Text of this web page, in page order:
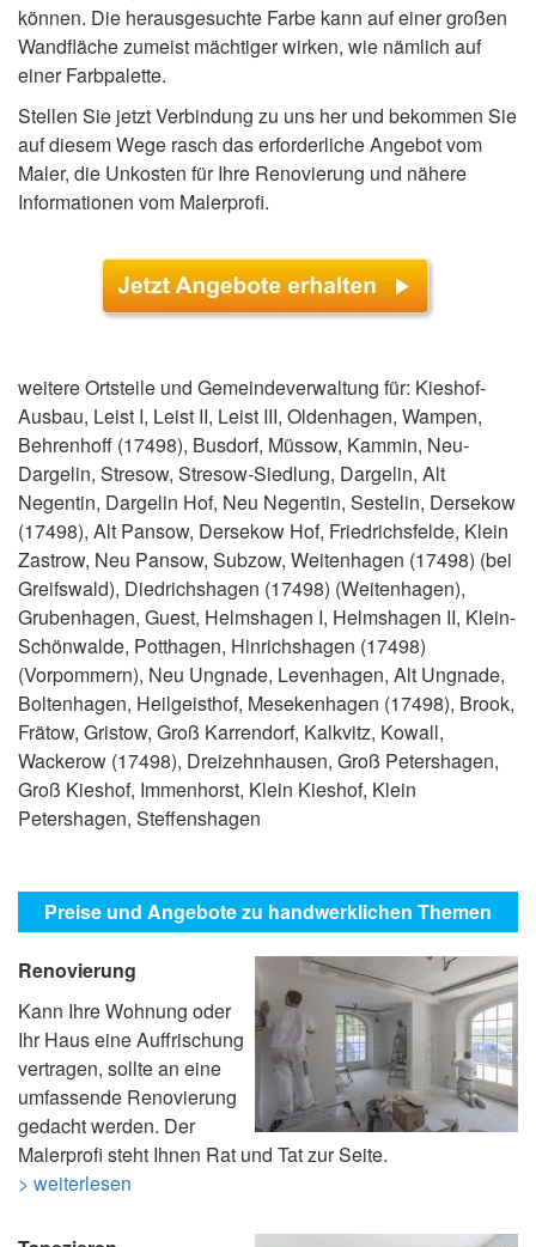
können. Die herausgesuchte Farbe kann auf einer großen
Wandfläche zumeist mächtiger wirken, wie nämlich auf
einer Farbpalette.
Stellen Sie jetzt Verbindung zu uns her und bekommen Sie
auf diesem Wege rasch das erforderliche Angebot vom
Maler, die Unkosten für Ihre Renovierung und nähere
Informationen vom Malerprofi.
weitere Ortsteile und Gemeindeverwaltung für: Kieshof-
Ausbau, Leist I, Leist II, Leist III, Oldenhagen, Wampen,
Behrenhoff (17498), Busdorf, Müssow, Kammin, Neu-
Dargelin, Stresow, Stresow-Siedlung, Dargelin, Alt
Negentin, Dargelin Hof, Neu Negentin, Sestelin, Dersekow
(17498), Alt Pansow, Dersekow Hof, Friedrichsfelde, Klein
Zastrow, Neu Pansow, Subzow, Weitenhagen (17498) (bei
Greifswald), Diedrichshagen (17498) (Weitenhagen),
Grubenhagen, Guest, Helmshagen I, Helmshagen II, Klein-
Schönwalde, Potthagen, Hinrichshagen (17498)
(Vorpommern), Neu Ungnade, Levenhagen, Alt Ungnade,
Boltenhagen, Heilgeisthof, Mesekenhagen (17498), Brook,
Frätow, Gristow, Groß Karrendorf, Kalkvitz, Kowall,
Wackerow (17498), Dreizehnhausen, Groß Petershagen,
Groß Kieshof, Immenhorst, Klein Kieshof, Klein
Petershagen, Steffenshagen
Preise und Angebote zu handwerklichen Themen
Renovierung
Kann Ihre Wohnung oder
Ihr Haus eine Auffrischung
vertragen, sollte an eine
umfassende Renovierung
gedacht werden. Der
Malerprofi steht Ihnen Rat und Tat zur Seite.
> weiterlesen